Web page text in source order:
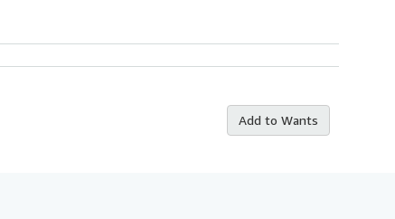
Add to Wants